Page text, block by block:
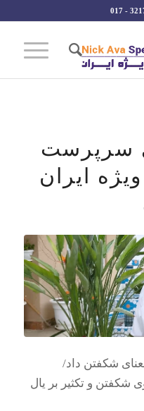
سرپرست
ایران
شکفتن داد/
شکفتن و تکثیر بر یال